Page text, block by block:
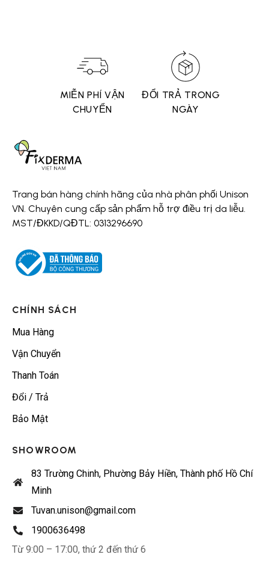
MIỄN PHÍ VẬN
CHUYỂN
ĐỔI TRẢ TRONG 7
NGÀY
Trang bán hàng chính hãng của nhà phân phối Unison
VN. Chuyên cung cấp sản phẩm hỗ trợ điều trị da liễu.
MST/ĐKKD/QĐTL: 0313296690
CHÍNH SÁCH
Mua Hàng
Vận Chuyển
Thanh Toán
Đổi / Trả
Bảo Mật
SHOWROOM
83 Trường Chinh, Phường Bảy Hiền, Thành phố Hồ Chí
Minh
Tuvan.unison@gmail.com
1900636498
Từ 9:00 – 17:00, thứ 2 đến thứ 6